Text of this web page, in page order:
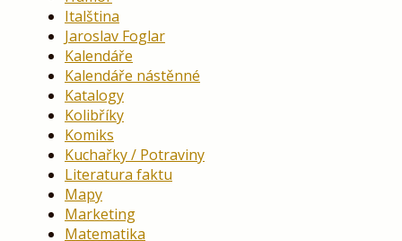
Italština
Jaroslav Foglar
Kalendáře
Kalendáře nástěnné
Katalogy
Kolibříky
Komiks
Kuchařky / Potraviny
Literatura faktu
Mapy
Marketing
Matematika